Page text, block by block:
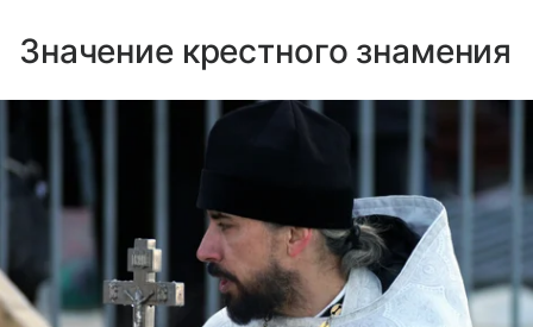
Значение крестного знамения